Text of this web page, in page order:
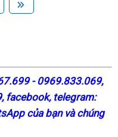
- 0969.833.069,
facebook, telegram:
của bạn và chúng